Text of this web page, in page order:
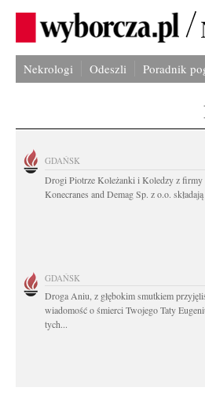
Nekrologi Odeszli Poradnik
GDAŃSK
Drogi Piotrze Koleżanki i Koledzy z firmy
Konecranes and Demag Sp. z o.o.
GDAŃSK
Droga Aniu, z głębokim smutkiem
wiadomość o śmierci Twojego Taty
tych...